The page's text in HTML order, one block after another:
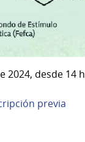
2024, desde 14 h
previa